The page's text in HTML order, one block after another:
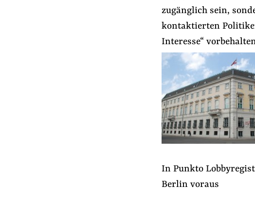
zugänglich sein,
kontaktierten
Interesse“
In Punkto
Berlin voraus